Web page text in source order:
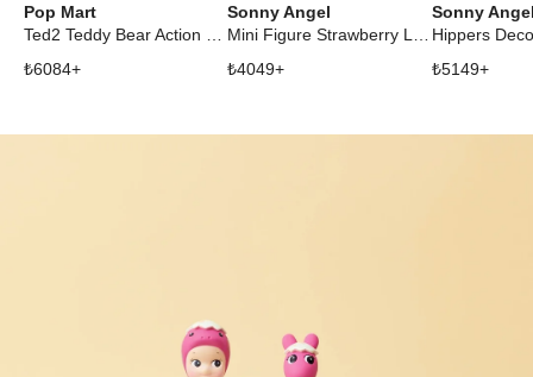
Pop Mart
₺6084+
Sonny Angel
₺4049+
Sonny
₺5149+